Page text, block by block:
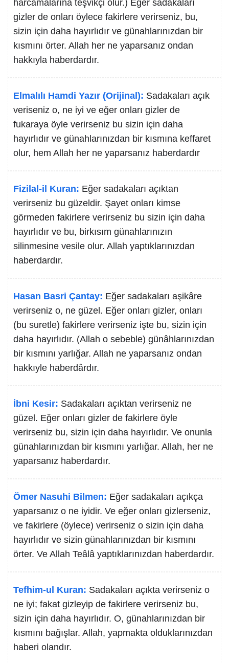
harcamalarına teşvikçi olur.) Eğer sadakaları
gizler de onları öylece fakirlere verirseniz, bu,
sizin için daha hayırlıdır ve günahlarınızdan bir
kısmını örter. Allah her ne yaparsanız ondan
hakkıyla haberdardır.
Elmalılı Hamdi Yazır (Orijinal): Sadakaları açık
veriseniz o, ne iyi ve eğer onları gizler de
fukaraya öyle verirseniz bu sizin için daha
hayırlıdır ve günahlarınızdan bir kısmına keffaret
olur, hem Allah her ne yaparsanız haberdardır
Fizilal-il Kuran: Eğer sadakaları açıktan
verirseniz bu güzeldir. Şayet onları kimse
görmeden fakirlere verirseniz bu sizin için daha
hayırlıdır ve bu, birkısım günahlarınızın
silinmesine vesile olur. Allah yaptıklarınızdan
haberdardır.
Hasan Basri Çantay: Eğer sadakaları aşikâre
verirseniz o, ne güzel. Eğer onları gizler, onları
(bu suretle) fakirlere verirseniz işte bu, sizin için
daha hayırlıdır. (Allah o sebeble) günâhlarınızdan
bir kısmını yarlığar. Allah ne yaparsanız ondan
hakkıyle haberdârdır.
İbni Kesir: Sadakaları açıktan verirseniz ne
güzel. Eğer onları gizler de fakirlere öyle
verirseniz bu, sizin için daha hayırlıdır. Ve onunla
günahlarınızdan bir kısmını yarlığar. Allah, her ne
yaparsanız haberdardır.
Ömer Nasuhi Bilmen: Eğer sadakaları açıkça
yaparsanız o ne iyidir. Ve eğer onları gizlerseniz,
ve fakirlere (öylece) verirseniz o sizin için daha
hayırlıdır ve sizin günahlarınızdan bir kısmını
örter. Ve Allah Teâlâ yaptıklarınızdan haberdardır.
Tefhim-ul Kuran: Sadakaları açıkta verirseniz o
ne iyi; fakat gizleyip de fakirlere verirseniz bu,
sizin için daha hayırlıdır. O, günahlarınızdan bir
kısmını bağışlar. Allah, yapmakta olduklarınızdan
haberi olandır.